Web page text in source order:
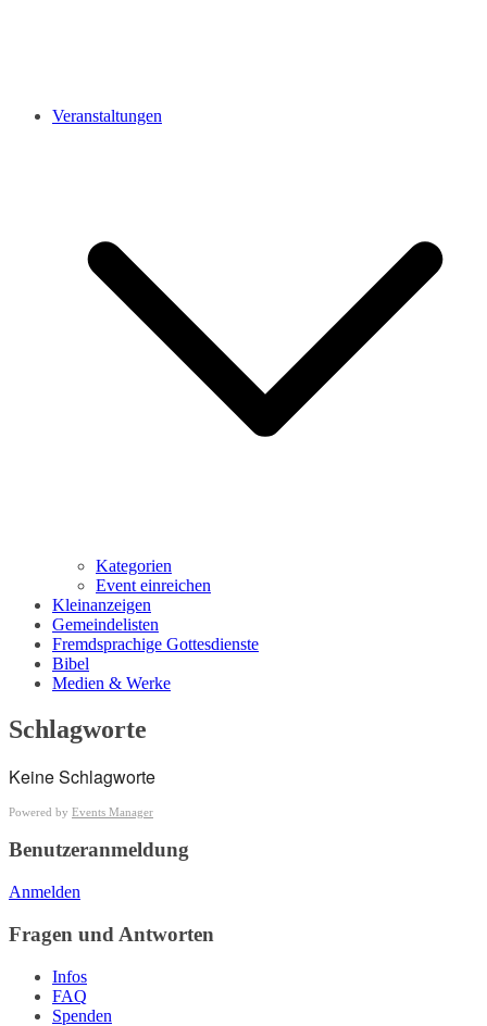
Veranstaltungen
Kategorien
Event einreichen
Kleinanzeigen
Gemeindelisten
Fremdsprachige Gottesdienste
Bibel
Medien & Werke
Schlagworte
Keine Schlagworte
Powered by Events Manager
Benutzeranmeldung
Anmelden
Fragen und Antworten
Infos
FAQ
Spenden